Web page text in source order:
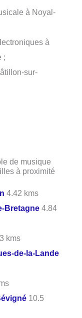
à Noyal-
à
;
sur-
de musique
à proximité
4.42 kms
Bretagne 4.84
kms
de-la-Lande
10.5